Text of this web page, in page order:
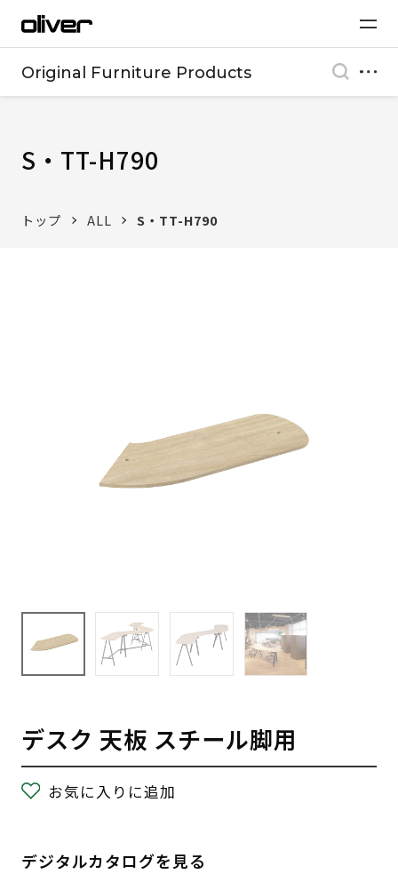
Original Furniture Products
S・TT-H790
トップ ALL S・TT-H790
デスク 天板 スチール脚用
お気に入りに追加
デジタルカタログを見る